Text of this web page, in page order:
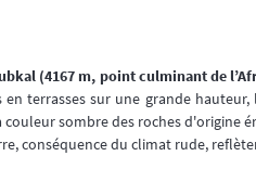
(4167 m, point culminant de
terrasses sur une grande
couleur sombre des roches d'origine
conséquence du climat rude,